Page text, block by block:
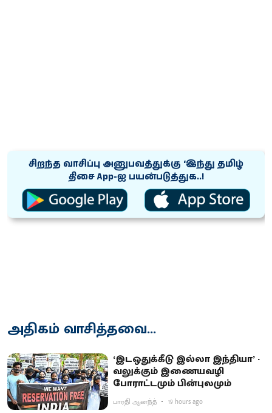
சிறந்த வாசிப்பு அனுபவத்துக்கு ‘இந்து தமிழ்
திசை App-ஐ பயன்படுத்துக..!
அதிகம் வாசித்தவை...
‘இடஒதுக்கீடு இல்லா இந்தியா’ -
வலுக்கும் இணையவழி
போராட்டமும் பின்புலமும்
பாரதி ஆனந்த் 19 hours ago